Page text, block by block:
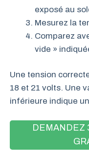
exposé au
Mesurez la
Comparez
vide »
Une tension
18 et 21 volts. Une
inférieure indique
DEMANDEZ